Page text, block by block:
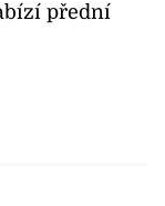
přední